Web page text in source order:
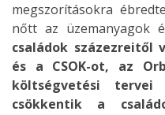
megszorításokra
nőtt az üzemanyagok
családok
és a CSOK-ot, az
költségvetési
csökkentik a